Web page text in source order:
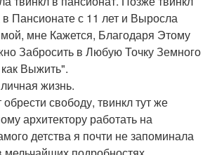
Пансионате с 11 лет и Выросла
мне Кажется, Благодаря Этому
Забросить в Любую Точку Земного
Выжить".
жизнь.
свободу, твинкл тут же
архитектору работать на
детства я почти не запоминала